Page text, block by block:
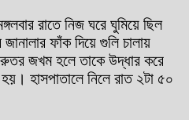
রাতে নিজ ঘরে ঘুমিয়ে ছিল
ফাঁক দিয়ে গুলি চালায়
জখম হলে তাকে উদ্ধার করে
হয়। হাসপাতালে নিলে রাত ২টা ৫০